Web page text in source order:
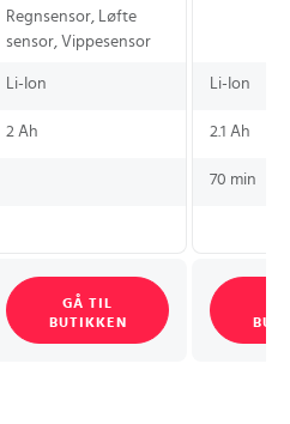
Regnsensor, Løfte
sensor, Vippesensor
Li-Ion Li-Ion
2 Ah 2.1 Ah
70 min
GÅ TIL
BUTIKKEN